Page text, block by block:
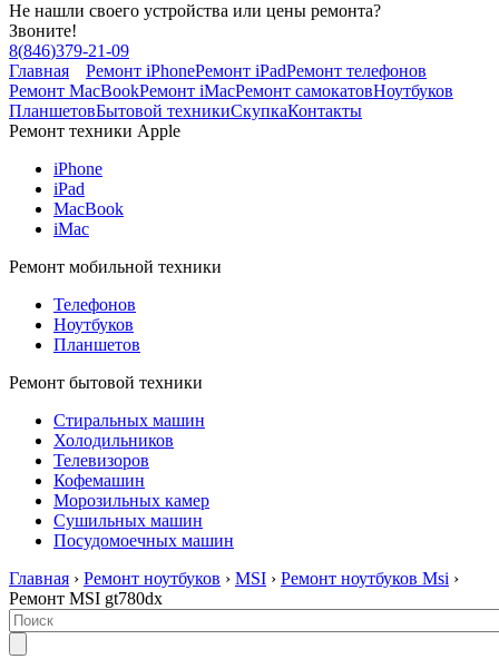
Не нашли своего устройства или цены ремонта?
Звоните!
8(846)379-21-09
Главная
Ремонт iPhoneРемонт iPadРемонт телефонов
Ремонт MacBookРемонт iMacРемонт самокатовНоутбуков
ПланшетовБытовой техникиСкупкаКонтакты
Ремонт техники Apple
iPhone
iPad
MacBook
iMac
Ремонт мобильной техники
Телефонов
Ноутбуков
Планшетов
Ремонт бытовой техники
Стиральных машин
Холодильников
Телевизоров
Кофемашин
Морозильных камер
Сушильных машин
Посудомоечных машин
Главная › Ремонт ноутбуков › MSI › Ремонт ноутбуков Msi ›
Ремонт MSI gt780dx